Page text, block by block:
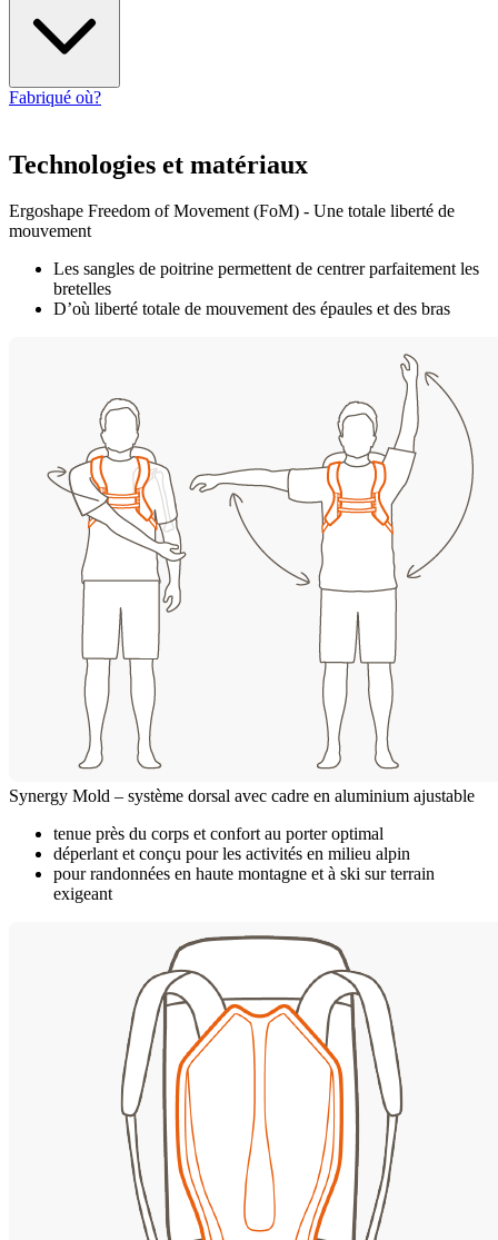
Fabriqué où?
Technologies et matériaux
Ergoshape Freedom of Movement (FoM) - Une totale liberté de
mouvement
Les sangles de poitrine permettent de centrer parfaitement les
bretelles
D’où liberté totale de mouvement des épaules et des bras
Synergy Mold – système dorsal avec cadre en aluminium ajustable
tenue près du corps et confort au porter optimal
déperlant et conçu pour les activités en milieu alpin
pour randonnées en haute montagne et à ski sur terrain
exigeant